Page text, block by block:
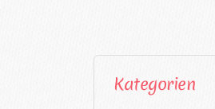
Kategorien